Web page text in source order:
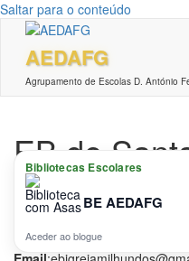
Saltar para o conteúdo
AEDAFG
Agrupamento de Escolas D. António
EB de
Porescola website
Morada:Rua da Agra – Santa
Telefone:255 713 876
Bibliotecas Escolares
BE AEDAFG
Aceder ao blogue